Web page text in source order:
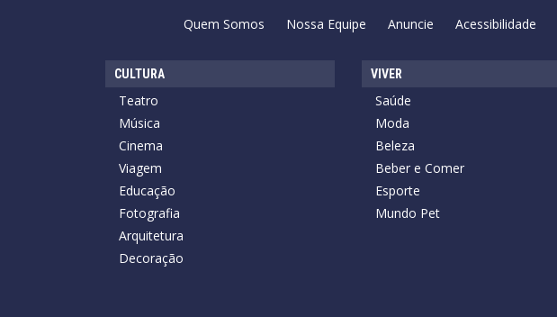
Quem Somos Nossa Equipe Anuncie Acessibilidade
CULTURA
Teatro
Música
Cinema
Viagem
Educação
Fotografia
Arquitetura
Decoração
VIVER
Saúde
Moda
Beleza
Beber e Comer
Esporte
Mundo Pet